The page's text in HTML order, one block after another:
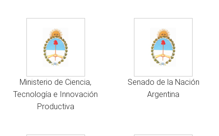
Ministerio de Ciencia,
Tecnología e Innovación
Productiva
Senado de la Nación
Argentina